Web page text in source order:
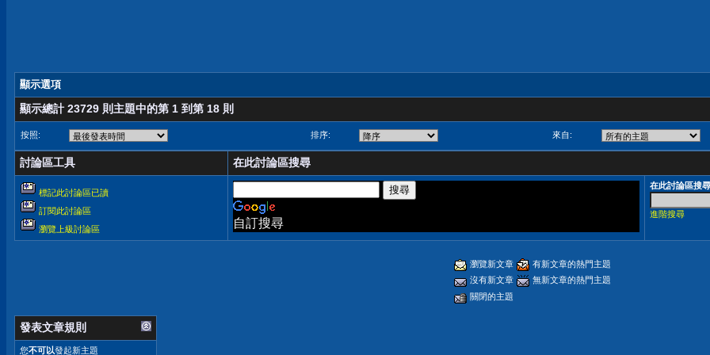
顯示選項
顯示總計 23729 則主題中的第 1 到第 18 則
按照: 排序: 來自:
討論區工具 在此討論區搜尋
標記此討論區已讀
訂閱此討論區
瀏覽上級討論區
自訂搜尋
在此討論區搜尋
進階搜尋
瀏覽新文章
有新文章的熱門主題
沒有新文章
無新文章的熱門主題
關閉的主題
發表文章規則
您不可以發起新主題